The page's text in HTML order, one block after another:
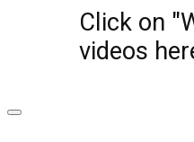
Click on
videos